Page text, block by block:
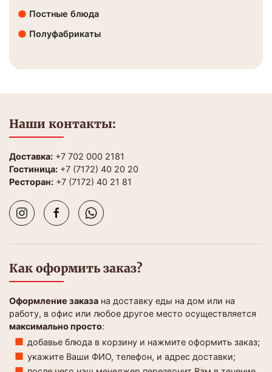
Постные блюда
Полуфабрикаты
Наши контакты:
Доставка: +7 702 000 2181
Гостиница: +7 (7172) 40 20 20
Ресторан: +7 (7172) 40 21 81
Как оформить заказ?
Оформление заказа на доставку еды на дом или на
работу, в офис или любое другое место осуществляется
максимально просто:
добавье блюда в корзину и нажмите оформить заказ;
укажите Ваши ФИО, телефон, и адрес доставки;